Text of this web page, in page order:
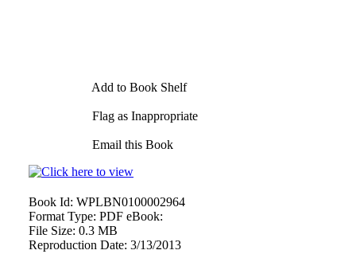
Add to Book Shelf
Flag as Inappropriate
Email this Book
Book Id: WPLBN0100002964
Format Type: PDF eBook:
File Size: 0.3 MB
Reproduction Date: 3/13/2013